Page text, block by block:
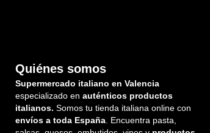
Quiénes somos
Supermercado italiano en Valencia
especializado en auténticos productos
italianos. Somos tu tienda italiana online con
envíos a toda España . Encuentra pasta,